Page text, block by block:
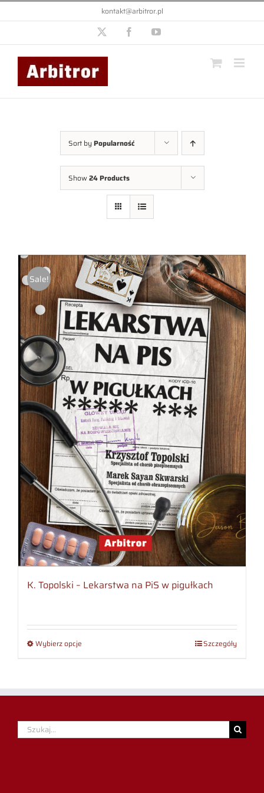
Przejdź
do
kontakt@arbitror.pl
FacebookYouTube
Sort byPopularność
Show24 Products
Sale!
K. Topolski – Lekarstwa na PiS w pigułkach
Wybierz opcje Szczegóły
Szukaj